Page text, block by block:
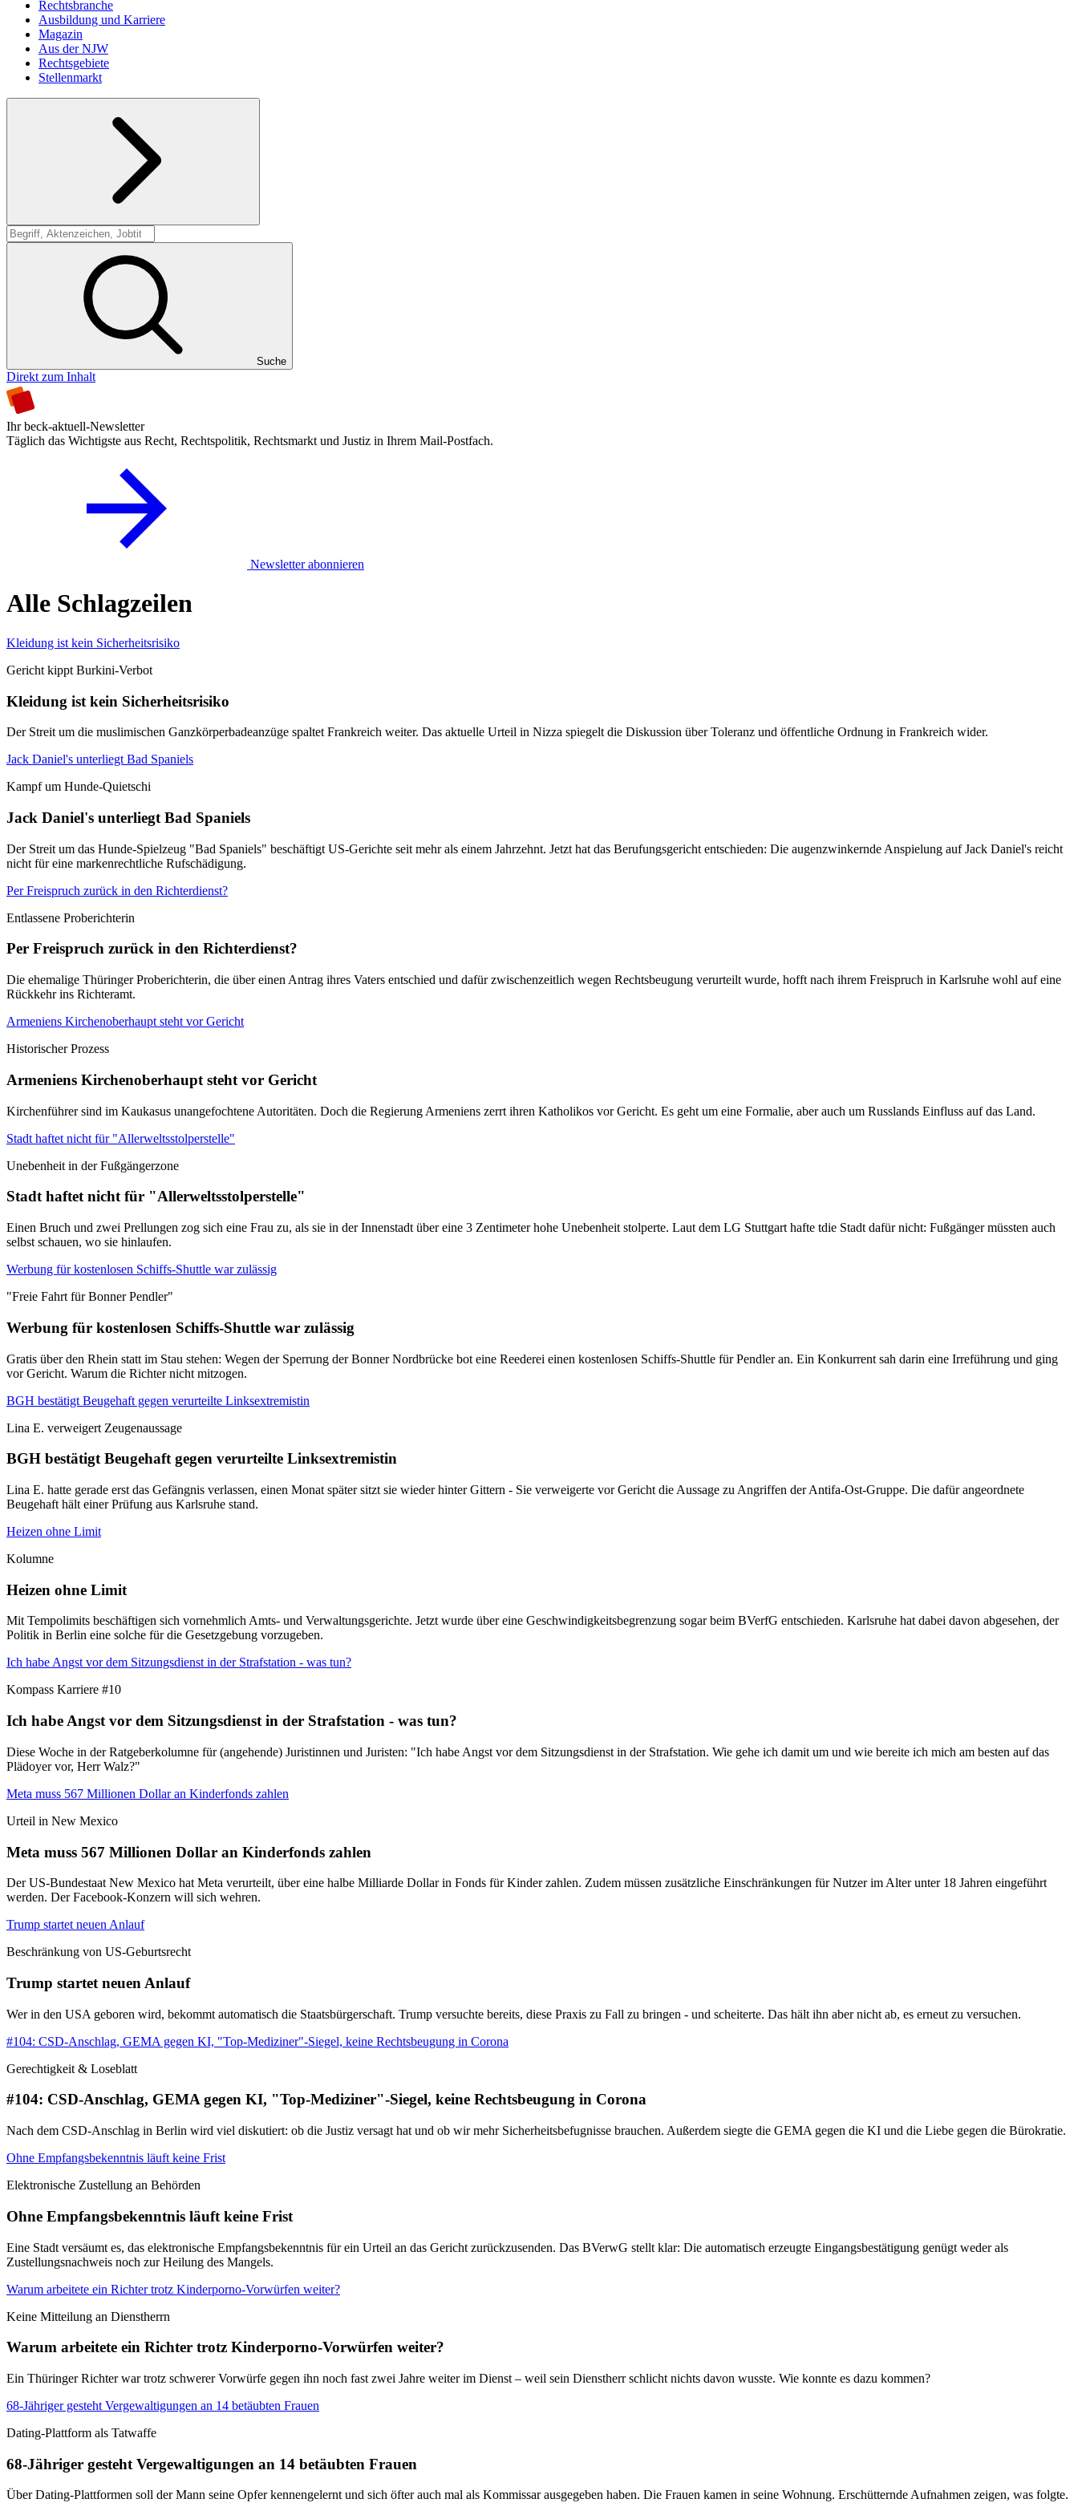
Rechtsbranche
Ausbildung und Karriere
Magazin
Aus der NJW
Rechtsgebiete
Stellenmarkt
Suche
Suche
Direkt zum Inhalt
Ihr beck-aktuell-Newsletter
Täglich das Wichtigste aus Recht, Rechtspolitik, Rechtsmarkt und Justiz in Ihrem Mail-Postfach.
Newsletter abonnieren
Alle Schlagzeilen
Kleidung ist kein Sicherheitsrisiko
Gericht kippt Burkini-Verbot
Kleidung ist kein Sicherheitsrisiko
Der Streit um die muslimischen Ganzkörperbadeanzüge spaltet Frankreich weiter. Das aktuelle Urteil in Nizza spiegelt die Diskussion über Toleranz und öffentliche Ordnung in Frankreich wider.
Jack Daniel's unterliegt Bad Spaniels
Kampf um Hunde-Quietschi
Jack Daniel's unterliegt Bad Spaniels
Der Streit um das Hunde-Spielzeug "Bad Spaniels" beschäftigt US-Gerichte seit mehr als einem Jahrzehnt. Jetzt hat das Berufungsgericht entschieden: Die augenzwinkernde Anspielung auf Jack Daniel's reicht
nicht für eine markenrechtliche Rufschädigung.
Per Freispruch zurück in den Richterdienst?
Entlassene Proberichterin
Per Freispruch zurück in den Richterdienst?
Die ehemalige Thüringer Proberichterin, die über einen Antrag ihres Vaters entschied und dafür zwischenzeitlich wegen Rechtsbeugung verurteilt wurde, hofft nach ihrem Freispruch in Karlsruhe wohl auf eine
Rückkehr ins Richteramt.
Armeniens Kirchenoberhaupt steht vor Gericht
Historischer Prozess
Armeniens Kirchenoberhaupt steht vor Gericht
Kirchenführer sind im Kaukasus unangefochtene Autoritäten. Doch die Regierung Armeniens zerrt ihren Katholikos vor Gericht. Es geht um eine Formalie, aber auch um Russlands Einfluss auf das Land.
Stadt haftet nicht für "Allerweltsstolperstelle"
Unebenheit in der Fußgängerzone
Stadt haftet nicht für "Allerweltsstolperstelle"
Einen Bruch und zwei Prellungen zog sich eine Frau zu, als sie in der Innenstadt über eine 3 Zentimeter hohe Unebenheit stolperte. Laut dem LG Stuttgart hafte tdie Stadt dafür nicht: Fußgänger müssten auch
selbst schauen, wo sie hinlaufen.
Werbung für kostenlosen Schiffs-Shuttle war zulässig
"Freie Fahrt für Bonner Pendler"
Werbung für kostenlosen Schiffs-Shuttle war zulässig
Gratis über den Rhein statt im Stau stehen: Wegen der Sperrung der Bonner Nordbrücke bot eine Reederei einen kostenlosen Schiffs-Shuttle für Pendler an. Ein Konkurrent sah darin eine Irreführung und ging
vor Gericht. Warum die Richter nicht mitzogen.
BGH bestätigt Beugehaft gegen verurteilte Linksextremistin
Lina E. verweigert Zeugenaussage
BGH bestätigt Beugehaft gegen verurteilte Linksextremistin
Lina E. hatte gerade erst das Gefängnis verlassen, einen Monat später sitzt sie wieder hinter Gittern - Sie verweigerte vor Gericht die Aussage zu Angriffen der Antifa-Ost-Gruppe. Die dafür angeordnete
Beugehaft hält einer Prüfung aus Karlsruhe stand.
Heizen ohne Limit
Kolumne
Heizen ohne Limit
Mit Tempolimits beschäftigen sich vornehmlich Amts- und Verwaltungsgerichte. Jetzt wurde über eine Geschwindigkeitsbegrenzung sogar beim BVerfG entschieden. Karlsruhe hat dabei davon abgesehen, der
Politik in Berlin eine solche für die Gesetzgebung vorzugeben.
Ich habe Angst vor dem Sitzungsdienst in der Strafstation - was tun?
Kompass Karriere #10
Ich habe Angst vor dem Sitzungsdienst in der Strafstation - was tun?
Diese Woche in der Ratgeberkolumne für (angehende) Juristinnen und Juristen: "Ich habe Angst vor dem Sitzungsdienst in der Strafstation. Wie gehe ich damit um und wie bereite ich mich am besten auf das
Plädoyer vor, Herr Walz?"
Meta muss 567 Millionen Dollar an Kinderfonds zahlen
Urteil in New Mexico
Meta muss 567 Millionen Dollar an Kinderfonds zahlen
Der US-Bundestaat New Mexico hat Meta verurteilt, über eine halbe Milliarde Dollar in Fonds für Kinder zahlen. Zudem müssen zusätzliche Einschränkungen für Nutzer im Alter unter 18 Jahren eingeführt
werden. Der Facebook-Konzern will sich wehren.
Trump startet neuen Anlauf
Beschränkung von US-Geburtsrecht
Trump startet neuen Anlauf
Wer in den USA geboren wird, bekommt automatisch die Staatsbürgerschaft. Trump versuchte bereits, diese Praxis zu Fall zu bringen - und scheiterte. Das hält ihn aber nicht ab, es erneut zu versuchen.
#104: CSD-Anschlag, GEMA gegen KI, "Top-Mediziner"-Siegel, keine Rechtsbeugung in Corona
Gerechtigkeit & Loseblatt
#104: CSD-Anschlag, GEMA gegen KI, "Top-Mediziner"-Siegel, keine Rechtsbeugung in Corona
Nach dem CSD-Anschlag in Berlin wird viel diskutiert: ob die Justiz versagt hat und ob wir mehr Sicherheitsbefugnisse brauchen. Außerdem siegte die GEMA gegen die KI und die Liebe gegen die Bürokratie.
Ohne Empfangsbekenntnis läuft keine Frist
Elektronische Zustellung an Behörden
Ohne Empfangsbekenntnis läuft keine Frist
Eine Stadt versäumt es, das elektronische Empfangsbekenntnis für ein Urteil an das Gericht zurückzusenden. Das BVerwG stellt klar: Die automatisch erzeugte Eingangsbestätigung genügt weder als
Zustellungsnachweis noch zur Heilung des Mangels.
Warum arbeitete ein Richter trotz Kinderporno-Vorwürfen weiter?
Keine Mitteilung an Dienstherrn
Warum arbeitete ein Richter trotz Kinderporno-Vorwürfen weiter?
Ein Thüringer Richter war trotz schwerer Vorwürfe gegen ihn noch fast zwei Jahre weiter im Dienst – weil sein Dienstherr schlicht nichts davon wusste. Wie konnte es dazu kommen?
68-Jähriger gesteht Vergewaltigungen an 14 betäubten Frauen
Dating-Plattform als Tatwaffe
68-Jähriger gesteht Vergewaltigungen an 14 betäubten Frauen
Über Dating-Plattformen soll der Mann seine Opfer kennengelernt und sich öfter auch mal als Kommissar ausgegeben haben. Die Frauen kamen in seine Wohnung. Erschütternde Aufnahmen zeigen, was folgte.